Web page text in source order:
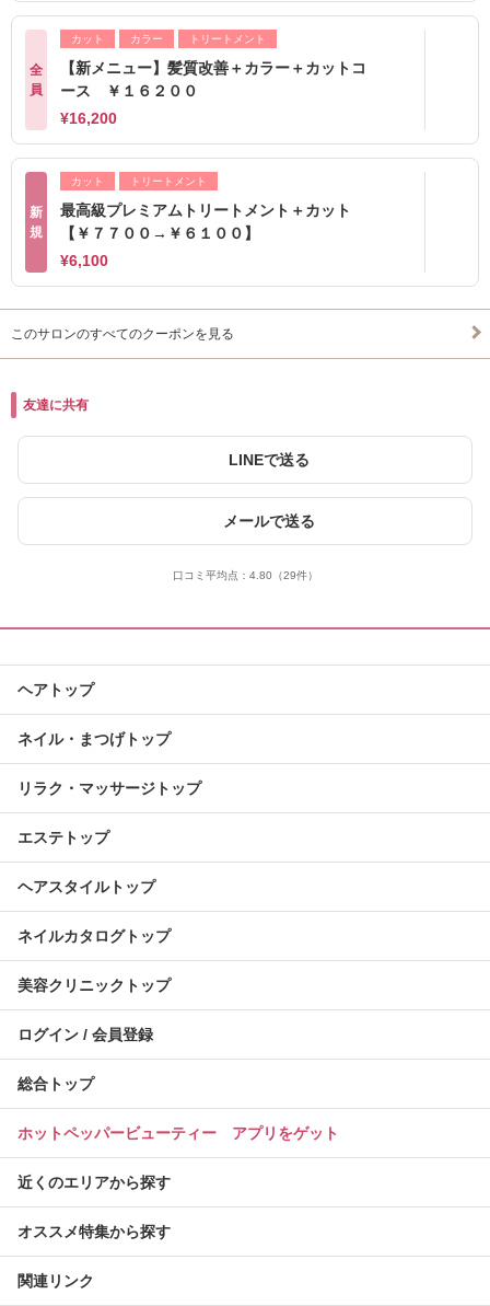
全
員
カット カラー トリートメント
【新メニュー】髪質改善＋カラー＋カットコ
ース ￥１６２００
¥16,200
新
規
カット トリートメント
最高級プレミアムトリートメント＋カット
【￥７７００→￥６１００】
¥6,100
このサロンのすべてのクーポンを見る
友達に共有
LINEで送る
メールで送る
口コミ平均点： 4.80 （29件）
ヘアトップ
ネイル・まつげトップ
リラク・マッサージトップ
エステトップ
ヘアスタイルトップ
ネイルカタログトップ
美容クリニックトップ
ログイン / 会員登録
総合トップ
ホットペッパービューティー アプリをゲット
近くのエリアから探す
オススメ特集から探す
関連リンク